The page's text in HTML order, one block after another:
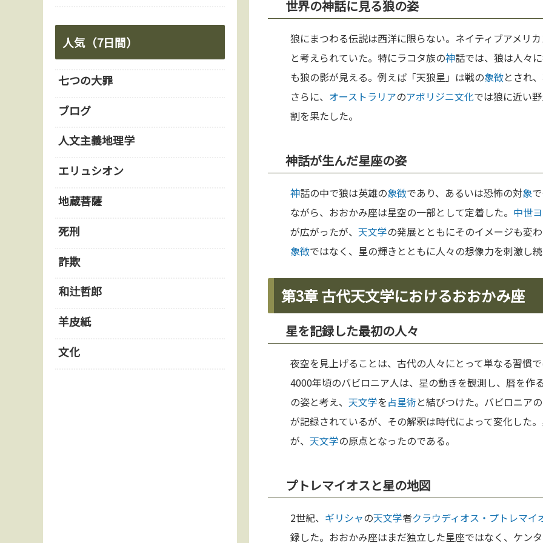
世界の神話に見る狼の姿
狼にまつわる伝説は西洋に限らない。ネイティブアメリ
と考えられていた。特にラコタ族の神話では、狼は人々
も狼の影が見える。例えば「天狼星」は戦の象徴とされ
さらに、 オーストラリアのアボリジニ文化では狼に近い
割を果たした。
神話が生んだ星座の姿
神話の中で狼は英雄の象徴であり、あるいは恐怖の対象
ながら、おおかみ座は星空の一部として定着した。 中世
が広がったが、 天文学の発展とともにそのイメージも変
象徴ではなく、星の輝きとともに人々の想像力を刺激し
第3章 古代天文学におけるおおかみ座
星を記録した最初の人々
夜空を見上げることは、古代の人々にとって単なる習慣
4000年頃のバビロニア人は、星の動きを観測し、暦を作
の姿と考え、 天文学を占星術と結びつけた。バビロニア
が記録されているが、その解釈は時代によって変化した
が、 天文学の原点となったのである。
プトレマイオスと星の地図
2世紀、 ギリシャの天文学者クラウディオス・プトレマイ
録した。おおかみ座はまだ独立した星座ではなく、ケン
人気（7日間）
七つの大罪
ブログ
人文主義地理学
エリュシオン
地蔵菩薩
死刑
詐欺
和辻哲郎
羊皮紙
文化